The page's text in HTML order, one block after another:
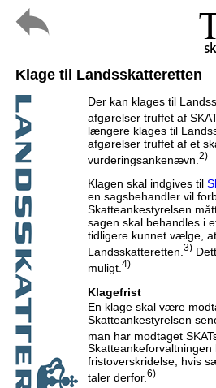
Klage til Landsskatteretten
Der kan klages til
afgørelser truffet af
længere klages til
afgørelser truffet af et
vurderingsankenævn. 2)
Klagen skal indgives til
en sagsbehandler vil
Skatteankestyrelsen
sagen skal behandles i
tidligere kunnet vælge,
Landsskatteretten. 3)
muligt. 4)
Klagefrist
En klage skal være
Skatteankestyrelsen
man har modtaget
fristoverskridelse, hvis
taler derfor. 6)